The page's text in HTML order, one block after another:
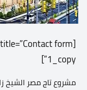
form
1_copy”]